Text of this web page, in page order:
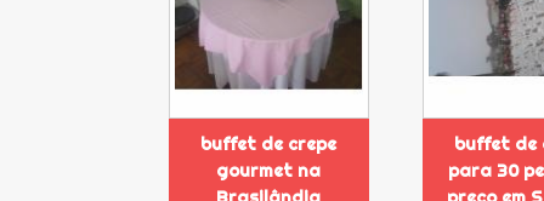
buffet de crepe
gourmet na
buffet de
para 30